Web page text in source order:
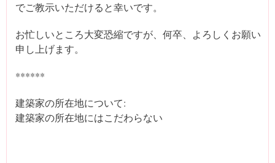
でご教示いただけると幸いです。
お忙しいところ大変恐縮ですが、何卒、よろしくお願い
申し上げます。
******
建築家の所在地について:
建築家の所在地にはこだわらない